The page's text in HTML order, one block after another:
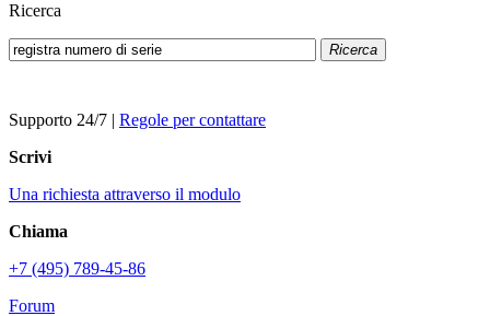
Ricerca
Ricerca
Supporto 24/7 | Regole per contattare
Scrivi
Una richiesta attraverso il modulo
Chiama
+7 (495) 789-45-86
Forum